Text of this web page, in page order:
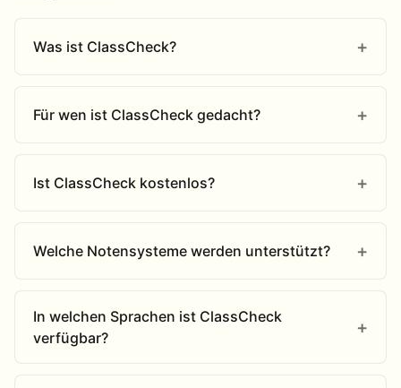
Was ist ClassCheck?
Für wen ist ClassCheck gedacht?
Ist ClassCheck kostenlos?
Welche Notensysteme werden unterstützt?
In welchen Sprachen ist ClassCheck
verfügbar?